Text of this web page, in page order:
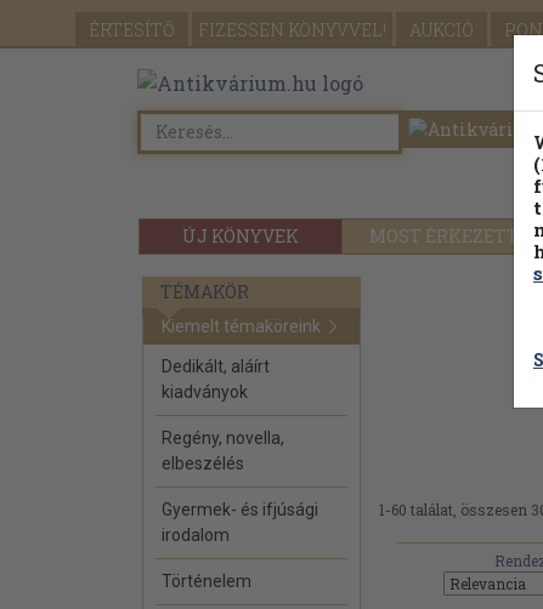
ÉRTESÍTŐ FIZESSEN KÖNYVVEL! AUKCIÓ
ÚJ KÖNYVEK MOST ÉRKEZETT
TÉMAKÖR
Kiemelt témaköreink
Dedikált, aláírt
kiadványok
Regény, novella,
elbeszélés
Gyermek- és ifjúsági
irodalom
Történelem
1-60 találat, összesen